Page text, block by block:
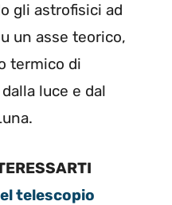
gli astrofisici ad
un asse teorico,
termico di
luce e dal
telescopio